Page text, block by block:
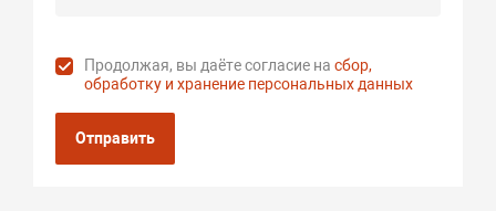
Продолжая, вы даёте согласие насбор,
обработку и хранение персональных данных
Отправить